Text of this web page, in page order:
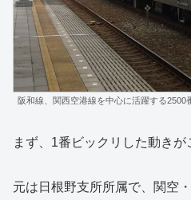
阪和線、関西空港線を中心に活躍する2500
まず、1番ビックリした動きが
元は日根野支所所属で、関空